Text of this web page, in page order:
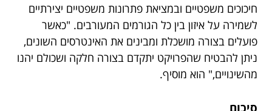
חיכוכים משפטיים ובמציאת פתרונות משפטיים יצירתיים
לשמירה על איזון בין כל הגורמים המעורבים. "כאשר
פועלים בצורה מושכלת ומבינים את האינטרסים השונים,
ניתן להבטיח שהפרויקט יתקדם בצורה חלקה ושכולם יהנו
מהשינויים," הוא מוסיף.
סיכום